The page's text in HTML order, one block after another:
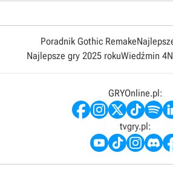
Poradnik Gothic Remake
Najlepsze gry 2025 rokuWiedźmin 4
GRYOnline.pl:
tvgry.pl: